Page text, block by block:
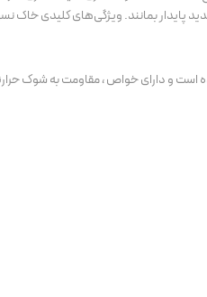
پایدار بمانند. ویژگی‌های کلیدی خاک
و آلومینا تشکیل شده است و دارای خواص ، مقاومت به شوک